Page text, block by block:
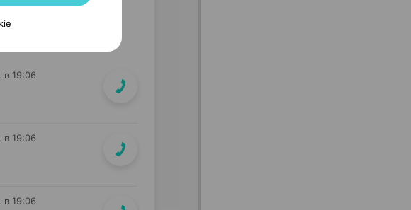
в 19:06
в 19:06
в 19:06